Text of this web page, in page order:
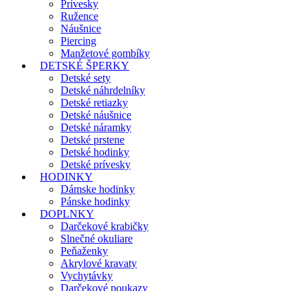
Prívesky
Ružence
Náušnice
Piercing
Manžetové gombíky
DETSKÉ ŠPERKY
Detské sety
Detské náhrdelníky
Detské retiazky
Detské náušnice
Detské náramky
Detské prstene
Detské hodinky
Detské prívesky
HODINKY
Dámske hodinky
Pánske hodinky
DOPLNKY
Darčekové krabičky
Slnečné okuliare
Peňaženky
Akrylové kravaty
Vychytávky
Darčekové poukazy